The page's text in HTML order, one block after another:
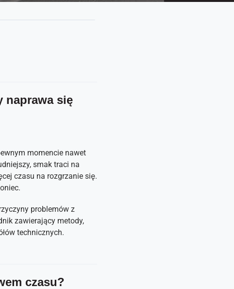
naprawa się
momencie nawet
smak traci na
czasu na rozgrzanie się.
problemów z
zawierający metody,
technicznych.
czasu?